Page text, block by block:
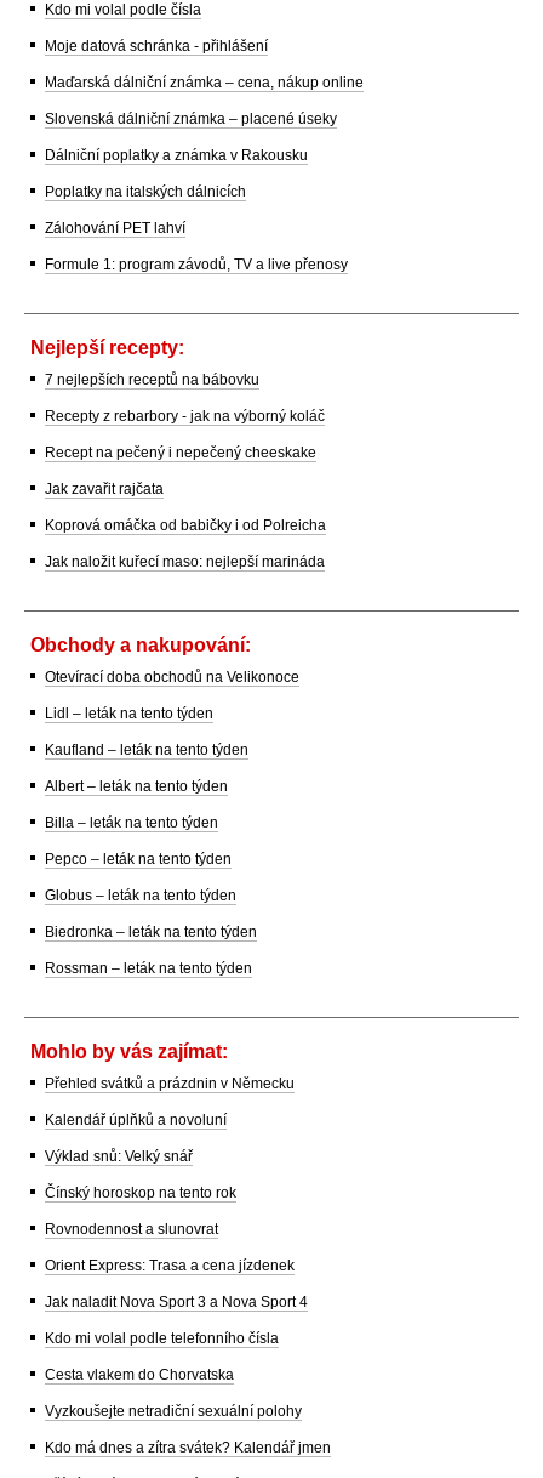
Kdo mi volal podle čísla
Moje datová schránka - přihlášení
Maďarská dálniční známka – cena, nákup online
Slovenská dálniční známka – placené úseky
Dálniční poplatky a známka v Rakousku
Poplatky na italských dálnicích
Zálohování PET lahví
Formule 1: program závodů, TV a live přenosy
Nejlepší recepty:
7 nejlepších receptů na bábovku
Recepty z rebarbory - jak na výborný koláč
Recept na pečený i nepečený cheeskake
Jak zavařit rajčata
Koprová omáčka od babičky i od Polreicha
Jak naložit kuřecí maso: nejlepší marináda
Obchody a nakupování:
Otevírací doba obchodů na Velikonoce
Lidl – leták na tento týden
Kaufland – leták na tento týden
Albert – leták na tento týden
Billa – leták na tento týden
Pepco – leták na tento týden
Globus – leták na tento týden
Biedronka – leták na tento týden
Rossman – leták na tento týden
Mohlo by vás zajímat:
Přehled svátků a prázdnin v Německu
Kalendář úplňků a novoluní
Výklad snů: Velký snář
Čínský horoskop na tento rok
Rovnodennost a slunovrat
Orient Express: Trasa a cena jízdenek
Jak naladit Nova Sport 3 a Nova Sport 4
Kdo mi volal podle telefonního čísla
Cesta vlakem do Chorvatska
Vyzkoušejte netradiční sexuální polohy
Kdo má dnes a zítra svátek? Kalendář jmen